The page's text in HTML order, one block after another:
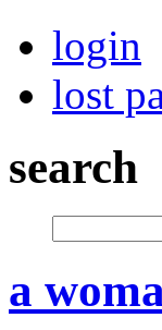
login
lost
search
a